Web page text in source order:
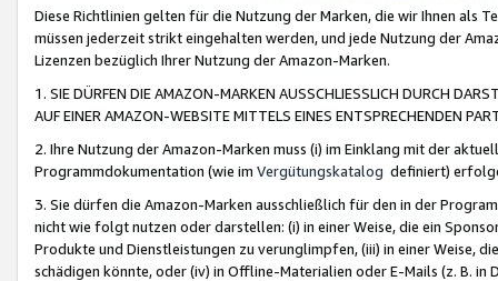
Diese Richtlinien gelten für die Nutzung der Marken, die wir Ihnen als
müssen jederzeit strikt eingehalten werden, und jede Nutzung der
Lizenzen bezüglich Ihrer Nutzung der Amazon-Marken.
1. SIE DÜRFEN DIE AMAZON-MARKEN AUSSCHLIESSLICH DURCH
AUF EINER AMAZON-WEBSITE MITTELS EINES ENTSPRECHENDEN
2. Ihre Nutzung der Amazon-Marken muss (i) im Einklang mit der
Programmdokumentation (wie im Vergütungskatalog definiert)
3. Sie dürfen die Amazon-Marken ausschließlich für den in der
nicht wie folgt nutzen oder darstellen: (i) in einer Weise, die ein
Produkte und Dienstleistungen zu verunglimpfen, (iii) in einer Weise,
schädigen könnte, oder (iv) in Offline-Materialien oder E-Mails (z. B. in